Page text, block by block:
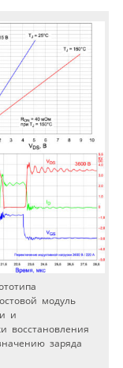
модуль
и
восстановления
заряда